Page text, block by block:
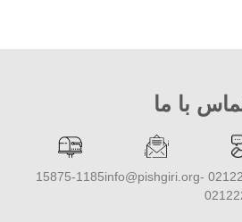
با ما
02122247826 -
info@pishgiri.org
15875-1185